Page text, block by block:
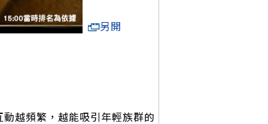
另開
越頻繁，越能吸引年輕族群的